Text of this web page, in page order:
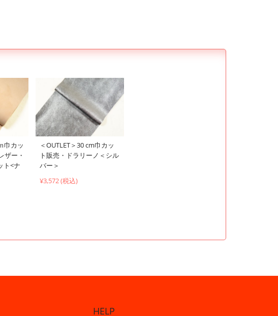
巾カッ
ザー・
ト<ナ
＜OUTLET＞30 cm巾カッ
ト販売・ドラリーノ＜シル
バー＞
¥3,572 (税込)
HELP